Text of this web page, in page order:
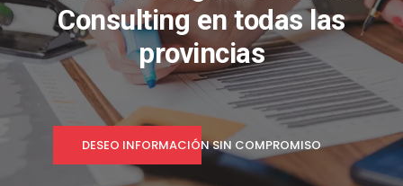
Consulting en todas las
provincias
DESEO INFORMACIÓN SIN COMPROMISO